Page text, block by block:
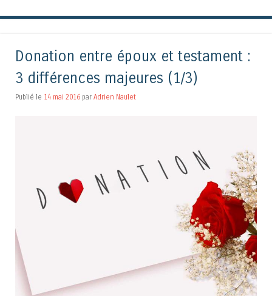
Donation entre époux et testament :
3 différences majeures (1/3)
Publié le 14 mai 2016 par Adrien Naulet